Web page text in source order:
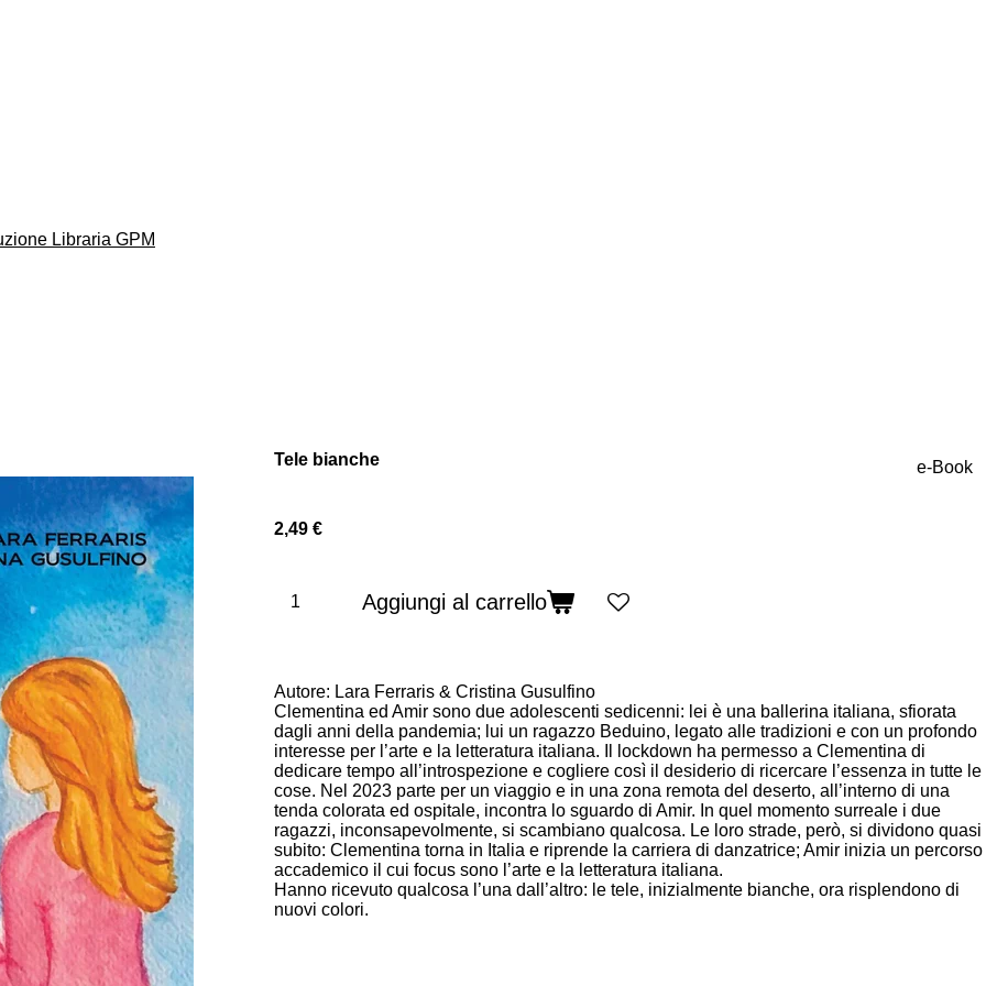
Libraria GPM
Tele bianche e-Book
2,49 €
Aggiungi al carrello
Autore: Lara Ferraris & Cristina Gusulfino
Clementina ed Amir sono due adolescenti sedicenni: lei è una ballerina italiana, sfiorata
dagli anni della pandemia; lui un ragazzo Beduino, legato alle tradizioni e con un profondo
interesse per l’arte e la letteratura italiana. Il lockdown ha permesso a Clementina di
dedicare tempo all’introspezione e cogliere così il desiderio di ricercare l’essenza in tutte le
cose. Nel 2023 parte per un viaggio e in una zona remota del deserto, all’interno di una
tenda colorata ed ospitale, incontra lo sguardo di Amir. In quel momento surreale i due
ragazzi, inconsapevolmente, si scambiano qualcosa. Le loro strade, però, si dividono quasi
subito: Clementina torna in Italia e riprende la carriera di danzatrice; Amir inizia un percorso
accademico il cui focus sono l’arte e la letteratura italiana.
Hanno ricevuto qualcosa l’una dall’altro: le tele, inizialmente bianche, ora risplendono di
nuovi colori.